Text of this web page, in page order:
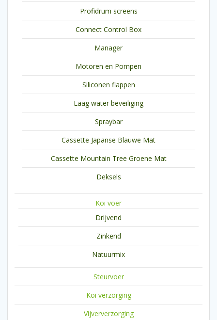
Profidrum screens
Connect Control Box
Manager
Motoren en Pompen
Siliconen flappen
Laag water beveiliging
Spraybar
Cassette Japanse Blauwe Mat
Cassette Mountain Tree Groene Mat
Deksels
Koi voer
Drijvend
Zinkend
Natuurmix
Steurvoer
Koi verzorging
Vijververzorging